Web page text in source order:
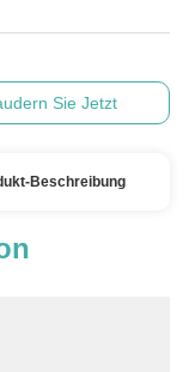
Sie Jetzt
Beschreibung